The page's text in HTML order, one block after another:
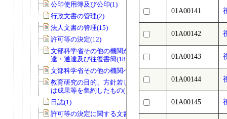
公印使用簿及び公印(1)
行政文書の管理(2)
法人文書の管理(15)
許可等の決定(12)
文部科学省その他の機関からの諸令
達・通達及び往復書簡(182)
文部科学省その他の機関への報告等(74)
教育研究の目的、方針若しくは計画又
は成果等を集約したもの(14)
日誌(1)
許可等の決定に関する文書(0)
01A00141
01A00142
01A00143
01A00144
01A00145